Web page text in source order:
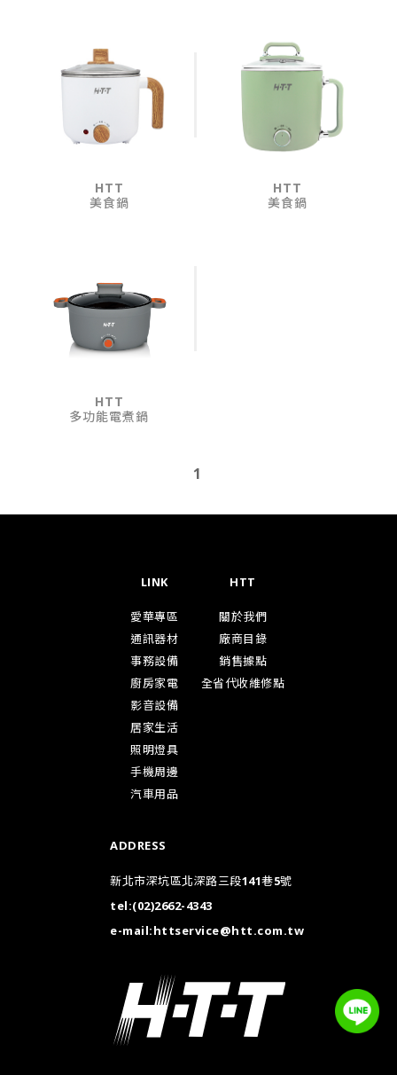
HTT
美食鍋
HTT
美食鍋
HTT
多功能電煮鍋
1
LINK
愛華專區
通訊器材
事務設備
廚房家電
影音設備
居家生活
照明燈具
手機周邊
汽車用品
HTT
關於我們
廠商目錄
銷售據點
全省代收維修點
ADDRESS
新北市深坑區北深路三段141巷5號
tel:(02)2662-4343
e-mail:httservice@htt.com.tw